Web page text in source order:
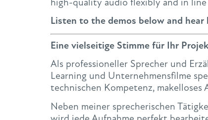
Listen to the demos below and
Eine vielseitige Stimme für Ihr
Als professioneller Sprecher und
Learning und Unternehmensfilme
technischen Kompetenz, makelloses
Neben meiner sprecherischen